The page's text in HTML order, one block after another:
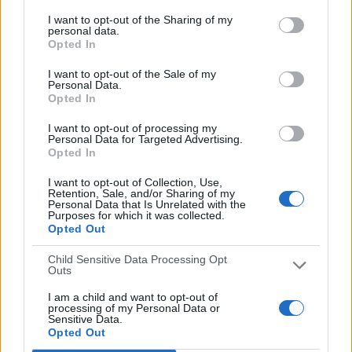
I want to opt-out of the Sharing of my
personal data.
Opted In
I want to opt-out of the Sale of my
Personal Data.
Opted In
I want to opt-out of processing my
Personal Data for Targeted Advertising.
Opted In
I want to opt-out of Collection, Use,
Retention, Sale, and/or Sharing of my
Personal Data that Is Unrelated with the
Purposes for which it was collected.
Opted Out
Child Sensitive Data Processing Opt
Outs
I am a child and want to opt-out of
processing of my Personal Data or
Sensitive Data.
Opted Out
4
28
Ranking equipos por nº de partidos
J. Rivera
1 (7,14%)
Ver ranking completo
Ranking equipos por nº de partidos en abierto
Ranking equipos por nº de partidos Local